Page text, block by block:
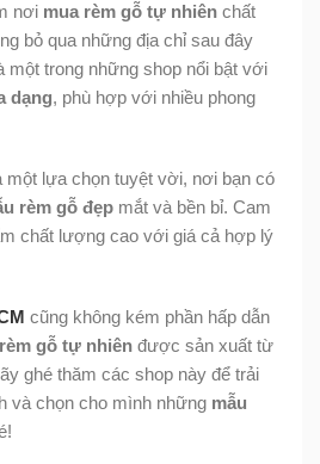
nơi mua rèm gỗ tự nhiên chất
bỏ qua những địa chỉ sau đây
một trong những shop nổi bật với
dạng, phù hợp với nhiều phong
một lựa chọn tuyệt vời, nơi bạn có
rèm gỗ đẹp mắt và bền bỉ. Cam
chất lượng cao với giá cả hợp lý
cũng không kém phần hấp dẫn
gỗ tự nhiên được sản xuất từ
ghé thăm các shop này để trải
và chọn cho mình những mẫu